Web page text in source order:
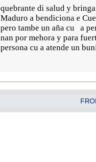
quebrante di salud y
Maduro a bendiciona e
pero tambe un aña cu a
nan por mehora y para
persona cu a atende un